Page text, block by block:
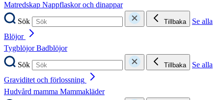
Matredskap Nappflaskor och dinappar
Sök
Tillbaka
Se alla
Blöjor
TygblöjorBadblöjor
Sök
Tillbaka
Se alla
Graviditet och förlossning
Hudvård mamma Mammakläder